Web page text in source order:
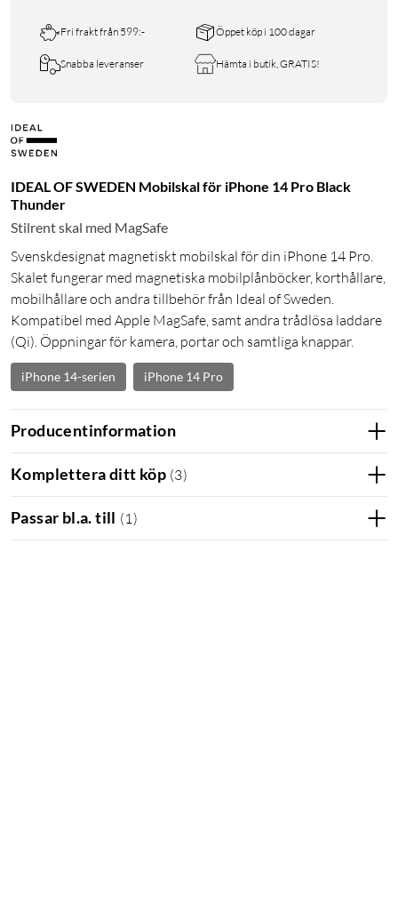
Fri frakt från 599:- Öppet köp i 100 dagar
Snabba leveranser Hämta i butik, GRATIS!
IDEAL OF SWEDEN Mobilskal för iPhone 14 Pro Black
Thunder
Stilrent skal med MagSafe
Svenskdesignat magnetiskt mobilskal för din iPhone 14 Pro.
Skalet fungerar med magnetiska mobilplånböcker, korthållare,
mobilhållare och andra tillbehör från Ideal of Sweden.
Kompatibel med Apple MagSafe, samt andra trådlösa laddare
(Qi). Öppningar för kamera, portar och samtliga knappar.
iPhone 14-serien iPhone 14 Pro
Producentinformation
Komplettera ditt köp (3)
Passar bl.a. till (1)